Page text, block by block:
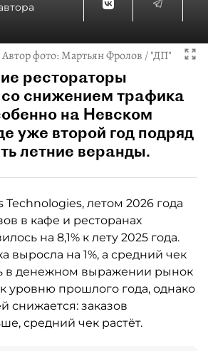
Автор фото:Мартьян Фролов / "ДП"
рестораторы
со снижением трафика
на Невском
уже второй год подряд
летние веранды.
летом 2026 года
в кафе и ресторанах
на 8,1% к лету 2025 года.
выросла на 1%, а средний чек
в денежном выражении рынок
уровню прошлого года, однако
снижается: заказов
средний чек растёт.